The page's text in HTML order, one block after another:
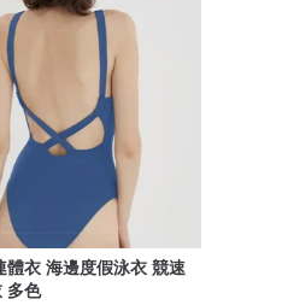
體衣 海邊度假泳衣 競速
多色